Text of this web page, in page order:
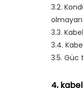
3.2.
3.3.
3.4.